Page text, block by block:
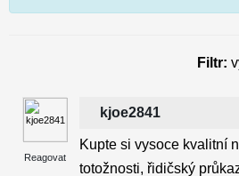
Filtr:
Reagovat
kjoe2841
Kupte si vysoce kvalitní
totožnosti, řidičský